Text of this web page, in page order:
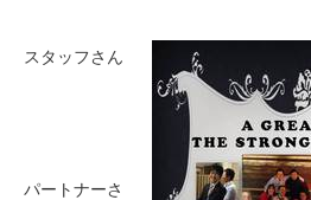
スタッフさん
パートナーさ